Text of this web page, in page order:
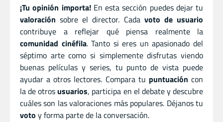
¡Tu opinión importa!En esta sección puedes dejar tu
valoración sobre el director. Cada voto de usuario
contribuye a reflejar qué piensa realmente la
comunidad cinéfila. Tanto si eres un apasionado del
séptimo arte como si simplemente disfrutas viendo
buenas películas y series, tu punto de vista puede
ayudar a otros lectores. Compara tu puntuación con
la de otros usuarios, participa en el debate y descubre
cuáles son las valoraciones más populares. Déjanos tu
voto y forma parte de la conversación.